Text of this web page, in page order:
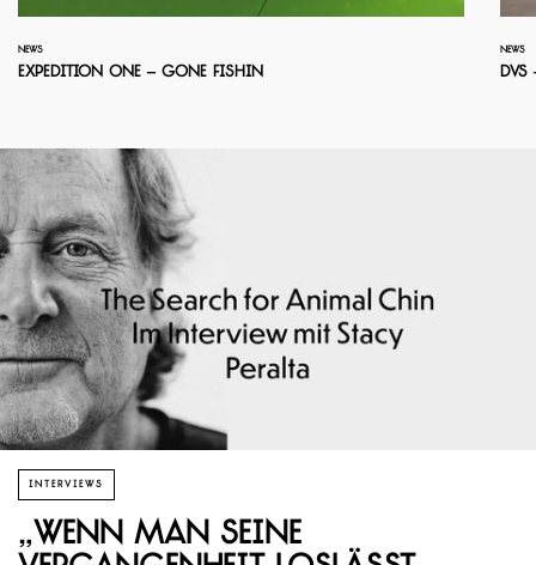
NEWS
Expedition One – Gone Fishin
NEWS
INTERVIEWS
„Wenn man seine